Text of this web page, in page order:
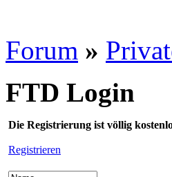
Forum »
FTD Login
Die Registrierung ist völlig
Registrieren